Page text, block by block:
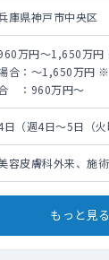
庫県神戸市中央区
万円～1,650万円
合：～1,650万円
：960万円～
日（週4日～5日（火
容皮膚科外来、施
もっと見る